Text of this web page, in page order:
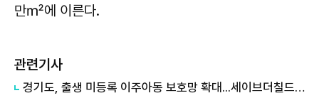
만㎡에 이른다.
관련기사
경기도, 출생 미등록 이주아동 보호망 확대...세이브더칠드런 등 4곳과 협약